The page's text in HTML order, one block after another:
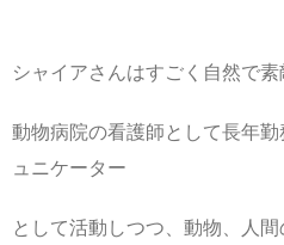
シャイアさんはすごく自然で素
動物病院の看護師として長年
ュニケーター
として活動しつつ、動物、人